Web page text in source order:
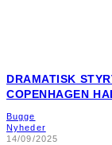
DRAMATISK
COPENHAGEN
Bugge
Nyheder
14/09/2025